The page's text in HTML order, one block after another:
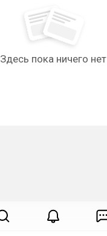
Здесь пока ничего нет